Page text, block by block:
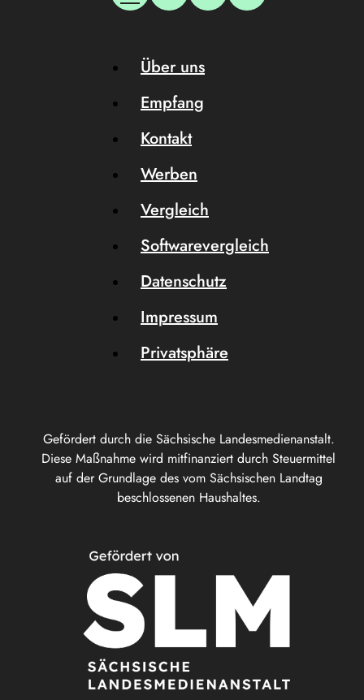
Gefördert durch die Sächsische Landesmedienanstalt.
Diese Maßnahme wird mitfinanziert durch Steuermittel
auf der Grundlage des vom Sächsischen Landtag
beschlossenen Haushaltes.
Über uns
Empfang
Kontakt
Werben
Vergleich
Softwarevergleich
Datenschutz
Impressum
Privatsphäre